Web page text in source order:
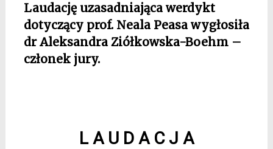
Laudację uzasadniająca werdykt
dotyczący prof. Neala Peasa wygłosiła
dr Aleksandra Ziółkowska-Boehm –
członek jury.
L A U D A C J A